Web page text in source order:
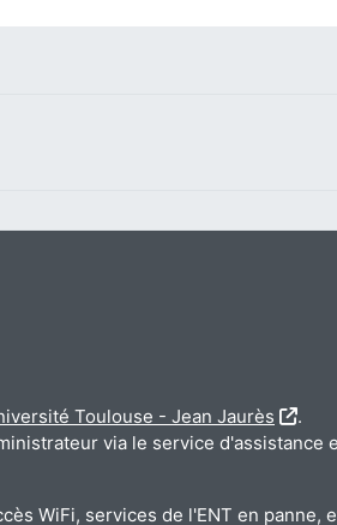
Toulouse - Jean Jaurès
.
via le service d'assistance
WiFi, services de l'ENT en